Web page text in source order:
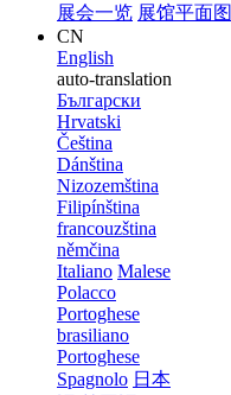
展会一览 展馆平面图
CN
English
auto-translation
Български
Hrvatski
Čeština
Dánština
Nizozemština
Filipínština
francouzština
němčina
Italiano Malese
Polacco
Portoghese
brasiliano
Portoghese
Spagnolo 日本